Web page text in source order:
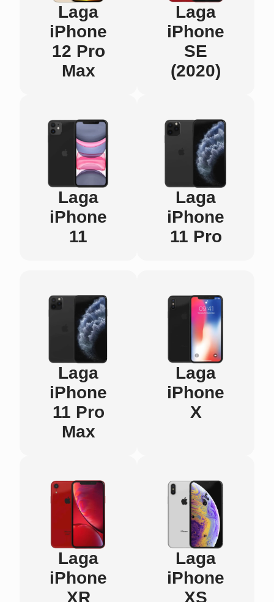
Laga
iPhone
12 Pro
Max
Laga
iPhone
SE
(2020)
Laga
iPhone
11
Laga
iPhone
11 Pro
Laga
iPhone
11 Pro
Max
Laga
iPhone
X
Laga
iPhone
XR
Laga
iPhone
XS